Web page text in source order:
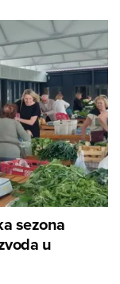
sezona
u